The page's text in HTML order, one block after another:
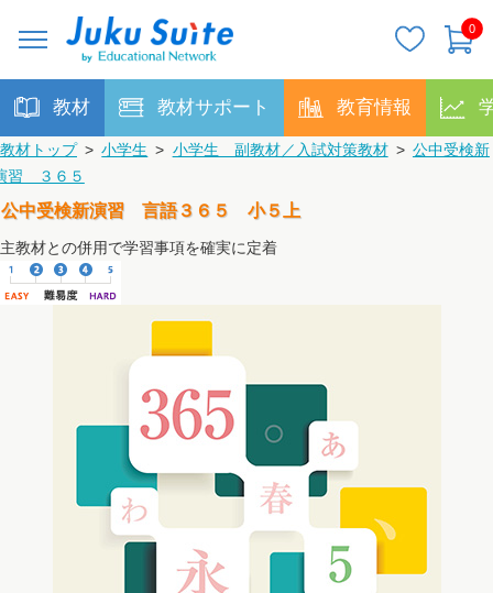
0
教材 教材サポート 教育情報
教材トップ > 小学生 > 小学生 副教材／入試対策教材 > 公中受検新
習 ３６５
公中受検新演習 言語３６５ 小５上
主教材との併用で学習事項を確実に定着